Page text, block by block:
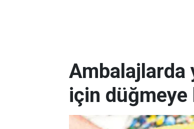
Ambalajlarda
için düğmeye